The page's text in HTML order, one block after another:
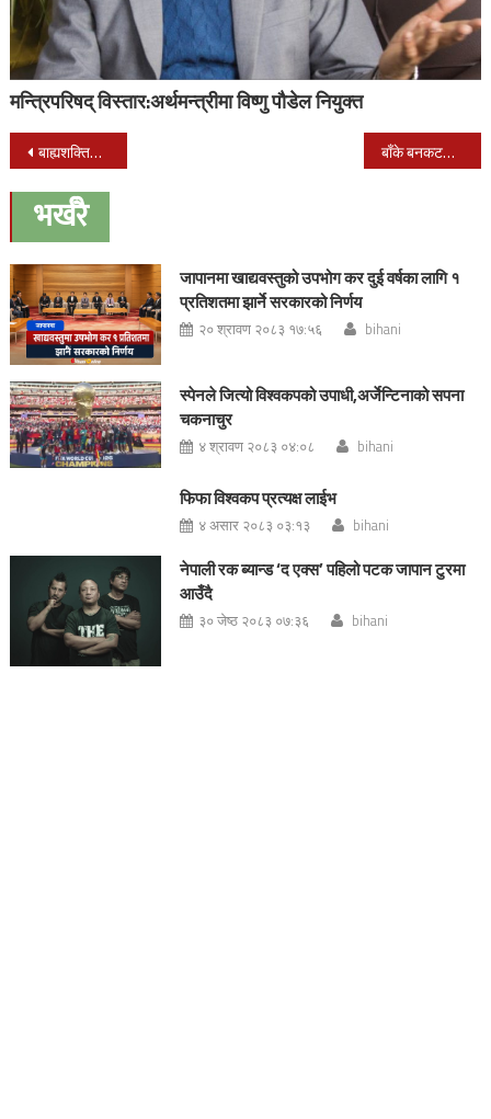
मन्त्रिपरिषद् विस्तार:अर्थमन्त्रीमा विष्णु पौडेल नियुक्त
Post
navigation
बाह्यशक्तिको एजेन्डाभन्दा राष्ट्रिय एजेन्डालाई प्राथमिकता दिनोस ओली बाँके बनकटवामा एम्बुलेन्स दुर्घटना हुँदा चार जना घाइते
भर्खरै
जापानमा खाद्यवस्तुको उपभोग कर दुई वर्षका लागि १
प्रतिशतमा झार्ने सरकारको निर्णय
२० श्रावण २०८३ १७:५६ bihani
स्पेनले जित्यो विश्वकपको उपाधी,अर्जेन्टिनाको सपना
चकनाचुर
४ श्रावण २०८३ ०४:०८ bihani
फिफा विश्वकप प्रत्यक्ष लाईभ
४ असार २०८३ ०३:१३ bihani
नेपाली रक ब्यान्ड ‘द एक्स’ पहिलो पटक जापान टुरमा
आउँदै
३० जेष्ठ २०८३ ०७:३६ bihani